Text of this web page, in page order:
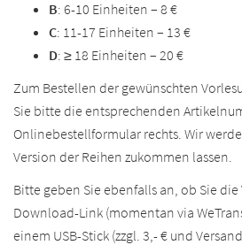
B: 6-10 Einheiten – 8 €
C: 11-17 Einheiten – 13 €
D: ≥ 18 Einheiten – 20 €
Zum Bestellen der gewünschten
Sie bitte die entsprechenden
Onlinebestellformular rechts. Wir
Version der Reihen zukommen lassen.
Bitte geben Sie ebenfalls an, ob Sie
Download-Link (momentan via
einem USB-Stick (zzgl. 3,- € und